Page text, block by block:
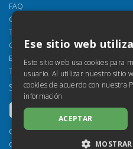
FAQ
Cómo abrir los archivos
Torrossa Reader
Opciones de acceso
Email: helpdesk@torrossa.com
Tel:
+39 055 5018800
SÍGUENOS
Copyright 2000-2026
Casalini Libri
Ese sitio web
Este sitio web usa cookies para
usuario. Al utilizar nuestro sitio
cookies de acuerdo con nuestra
información
ACEPTAR